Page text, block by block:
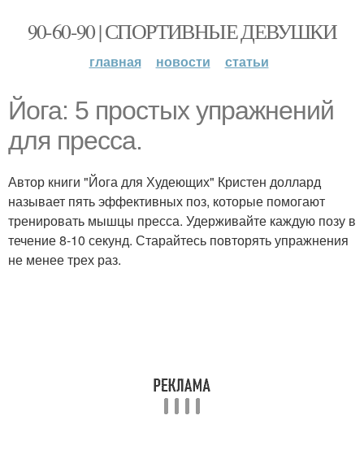
90-60-90 | СПОРТИВНЫЕ ДЕВУШКИ
главная новости статьи
Йога: 5 простых упражнений
для пресса.
Автор книги "Йога для Худеющих" Кристен доллард
называет пять эффективных поз, которые помогают
тренировать мышцы пресса. Удерживайте каждую позу в
течение 8-10 секунд. Старайтесь повторять упражнения
не менее трех раз.